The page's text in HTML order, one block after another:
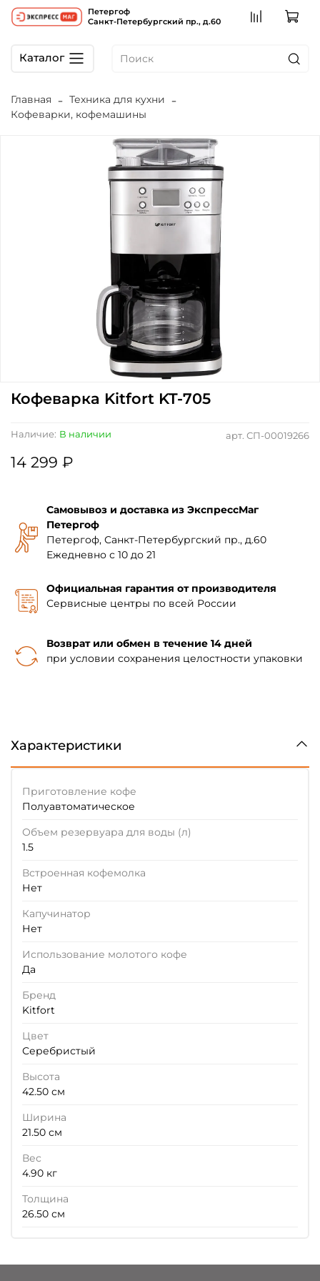
Петергоф
Санкт-Петербургский пр., д.60
Каталог
Главная
Техника для кухни
Кофеварки, кофемашины
арт. СП-00019266
Наличие: В наличии
Кофеварка Kitfort KT-705
14 299 ₽
Самовывоз и доставка из ЭкспрессМаг
Петергоф
Петергоф, Санкт-Петербургский пр., д.60
Ежедневно с 10 до 21
Официальная гарантия от производителя
Сервисные центры по всей России
Возврат или обмен в течение 14 дней
при условии сохранения целостности упаковки
Характеристики
Приготовление кофе
Полуавтоматическое
Объем резервуара для воды (л)
1.5
Встроенная кофемолка
Нет
Капучинатор
Нет
Использование молотого кофе
Да
Бренд
Kitfort
Цвет
Серебристый
Высота
42.50 см
Ширина
21.50 см
Вес
4.90 кг
Толщина
26.50 см